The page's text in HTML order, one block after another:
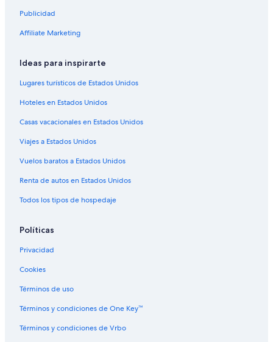
Hoteles cerca de Playa estatal de Cayucos
Hoteles cerca de Faro Piedras Blancas
Hoteles en Harmony
Apart-Hoteles en Adelaida
Apartamentos en Adelaida
Hoteles 5 estrellas en Cambria
B&B en Cambria
Cabañas en Cambria
Casas vacacionales en Cambria
Apartamentos en Cambria
Hoteles en la playa en Cambria
Hoteles baratos en Cambria
Hoteles con desayuno incluido en Cambria
Publicidad
Affiliate Marketing
Ideas para inspirarte
Lugares turísticos de Estados Unidos
Hoteles en Estados Unidos
Casas vacacionales en Estados Unidos
Viajes a Estados Unidos
Vuelos baratos a Estados Unidos
Renta de autos en Estados Unidos
Todos los tipos de hospedaje
Políticas
Privacidad
Cookies
Términos de uso
Términos y condiciones de One Key™
Términos y condiciones de Vrbo